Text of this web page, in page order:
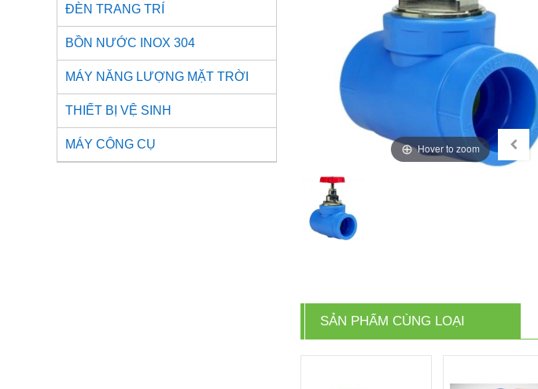
Hover to zoom
SẢN PHẨM CÙNG LOẠI
ĐÈN TRANG TRÍ
BỒN NƯỚC INOX 304
MÁY NĂNG LƯỢNG MẶT TRỜI
THIẾT BỊ VỆ SINH
MÁY CÔNG CỤ